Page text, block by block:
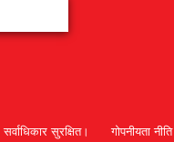
सर्वाधिकार सुरक्षित। गोपनीयता नीति